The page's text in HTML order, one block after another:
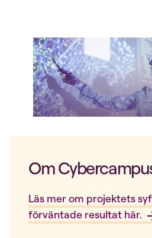
Om
Läs mer om projektets
förväntade resultat här.